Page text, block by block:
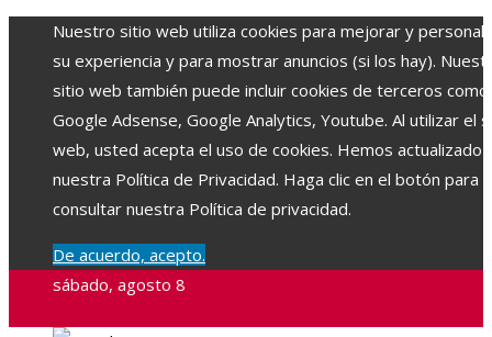
Nuestro sitio web utiliza cookies para mejorar y
su experiencia y para mostrar anuncios (si los hay).
sitio web también puede incluir cookies de terceros como
Google Adsense, Google Analytics, Youtube. Al utilizar el
web, usted acepta el uso de cookies. Hemos actualizado
nuestra Política de Privacidad. Haga clic en el botón para
consultar nuestra Política de privacidad.
De acuerdo, acepto.
sábado, agosto 8